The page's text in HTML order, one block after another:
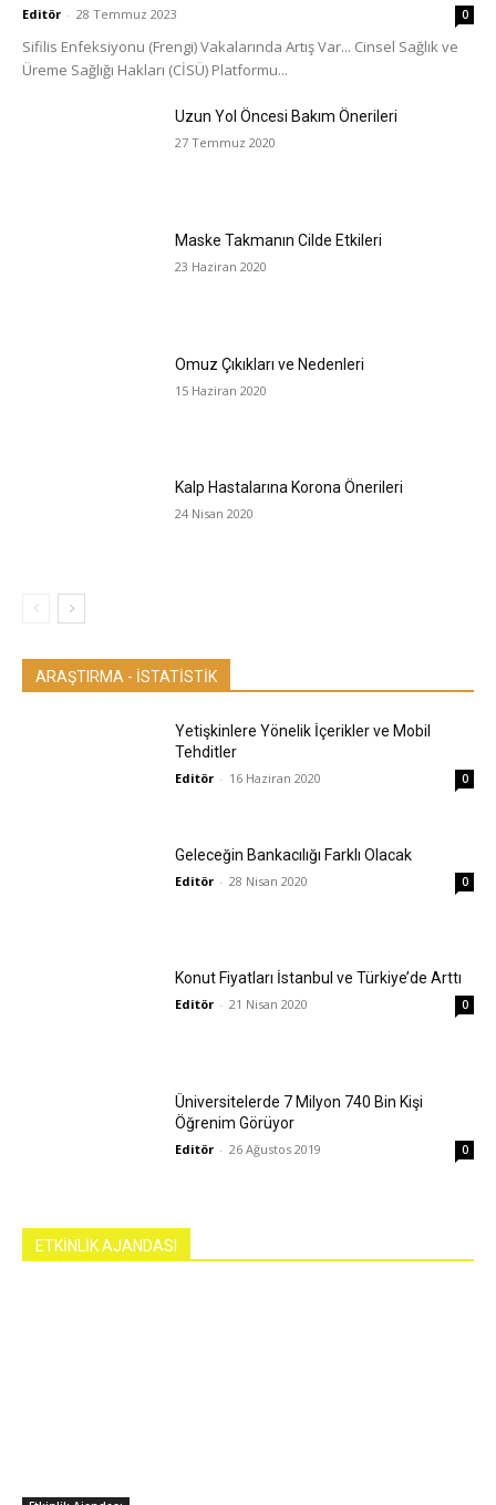
Editör - 28 Temmuz 2023 0
Sifilis Enfeksiyonu (Frengi) Vakalarında Artış Var... Cinsel Sağlık ve
Üreme Sağlığı Hakları (CİSÜ) Platformu...
Uzun Yol Öncesi Bakım Önerileri
27 Temmuz 2020
Maske Takmanın Cilde Etkileri
23 Haziran 2020
Omuz Çıkıkları ve Nedenleri
15 Haziran 2020
Kalp Hastalarına Korona Önerileri
24 Nisan 2020
ARAŞTIRMA - İSTATİSTİK
Yetişkinlere Yönelik İçerikler ve Mobil
Tehditler
Editör - 16 Haziran 2020 0
Geleceğin Bankacılığı Farklı Olacak
Editör - 28 Nisan 2020 0
Konut Fiyatları İstanbul ve Türkiye’de Arttı
Editör - 21 Nisan 2020 0
Üniversitelerde 7 Milyon 740 Bin Kişi
Öğrenim Görüyor
Editör - 26 Ağustos 2019 0
ETKİNLİK AJANDASI